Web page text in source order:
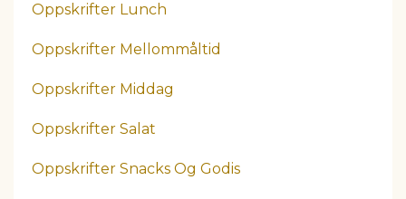
Oppskrifter Lunch
Oppskrifter Mellommåltid
Oppskrifter Middag
Oppskrifter Salat
Oppskrifter Snacks Og Godis